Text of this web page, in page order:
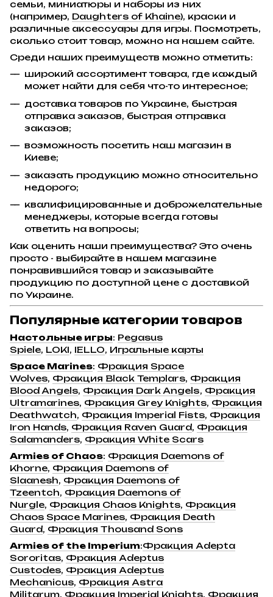
семьи, миниатюры и наборы из них
(например, Daughters of Khaine), краски и
различные аксессуары для игры. Посмотреть,
сколько стоит товар, можно на нашем сайте.
Среди наших преимуществ можно отметить:
широкий ассортимент товара, где каждый
может найти для себя что-то интересное;
доставка товаров по Украине, быстрая
отправка заказов, быстрая отправка
заказов;
возможность посетить наш магазин в
Киеве;
заказать продукцию можно относительно
недорого;
квалифицированные и доброжелательные
менеджеры, которые всегда готовы
ответить на вопросы;
Как оценить наши преимущества? Это очень
просто - выбирайте в нашем магазине
понравившийся товар и заказывайте
продукцию по доступной цене с доставкой
по Украине.
Популярные категории товаров
Настольные игры: Pegasus
Spiele, LOKI, IELLO, Игральные карты
Space Marines: Фракция Space
Wolves, Фракция Black Templars, Фракция
Blood Angels, Фракция Dark Angels, Фракция
Ultramarines, Фракция Grey Knights, Фракция
Deathwatch, Фракция Imperial Fists, Фракция
Iron Hands, Фракция Raven Guard, Фракция
Salamanders, Фракция White Scars
Armies of Chaos: Фракция Daemons of
Khorne, Фракция Daemons of
Slaanesh, Фракция Daemons of
Tzeentch, Фракция Daemons of
Nurgle, Фракция Chaos Knights, Фракция
Chaos Space Marines, Фракция Death
Guard, Фракция Thousand Sons
Armies of the Imperium:Фракция Adepta
Sororitas, Фракция Adeptus
Custodes, Фракция Adeptus
Mechanicus, Фракция Astra
Militarum, Фракция Imperial Knights, Фракция